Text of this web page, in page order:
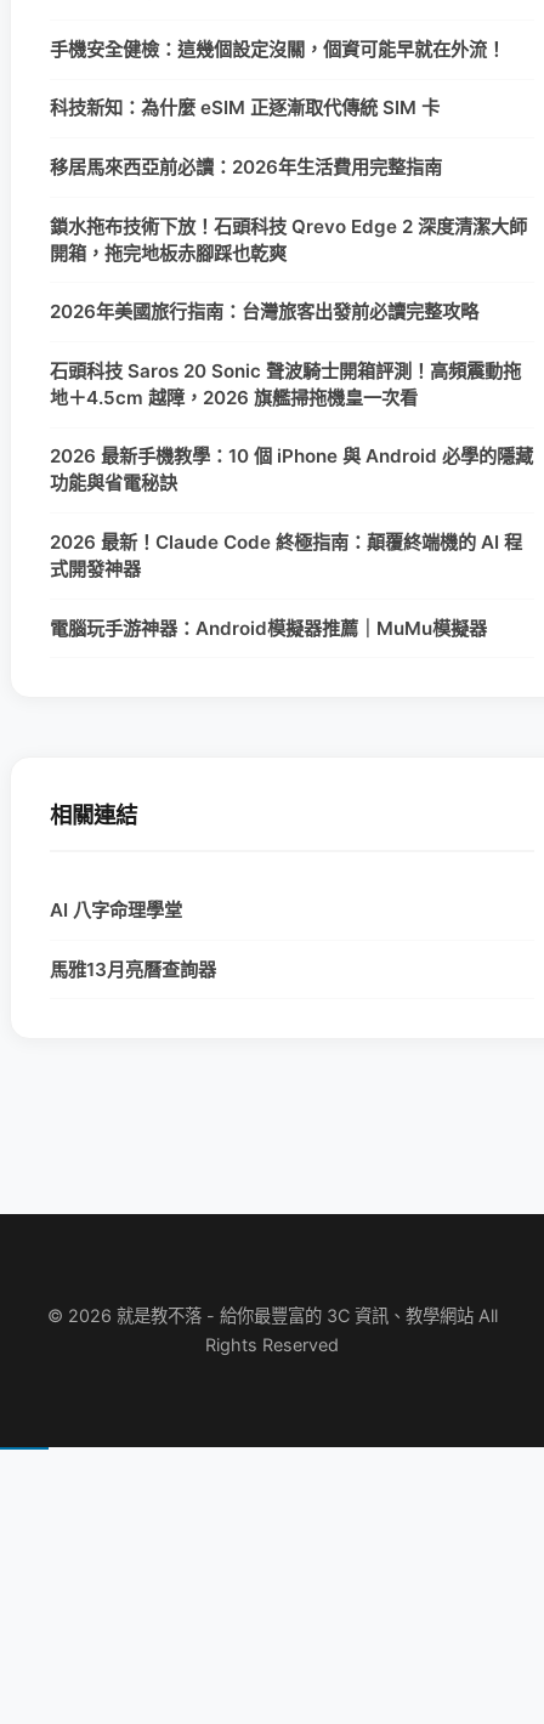
手機安全健檢：這幾個設定沒關，個資可能早就在外流！
科技新知：為什麼 eSIM 正逐漸取代傳統 SIM 卡
移居馬來西亞前必讀：2026年生活費用完整指南
鎖水拖布技術下放！石頭科技 Qrevo Edge 2 深度清潔大師
開箱，拖完地板赤腳踩也乾爽
2026年美國旅行指南：台灣旅客出發前必讀完整攻略
石頭科技 Saros 20 Sonic 聲波騎士開箱評測！高頻震動拖
地＋4.5cm 越障，2026 旗艦掃拖機皇一次看
2026 最新手機教學：10 個 iPhone 與 Android 必學的隱藏
功能與省電秘訣
2026 最新！Claude Code 終極指南：顛覆終端機的 AI 程
式開發神器
電腦玩手游神器：Android模擬器推薦｜MuMu模擬器
相關連結
AI 八字命理學堂
馬雅13月亮曆查詢器
© 2026 就是教不落 - 給你最豐富的 3C 資訊、教學網站 All
Rights Reserved